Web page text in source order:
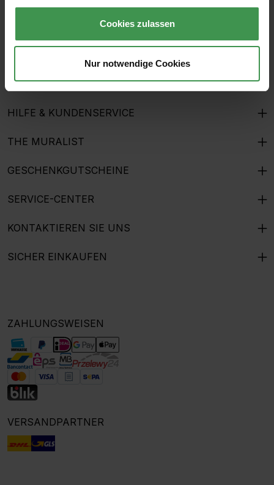
Cookies zulassen
Nur notwendige Cookies
genommen und dieAGBgelesen und bin mit ihnen
ÜBER UNS
HILFE & KUNDENSERVICE
THE MURALIST
GESCHENKGUTSCHEINE
SERVICE-CENTER
KONTAKTIEREN SIE UNS
SICHER EINKAUFEN
ZAHLUNGSWEISEN
VERSANDPARTNER